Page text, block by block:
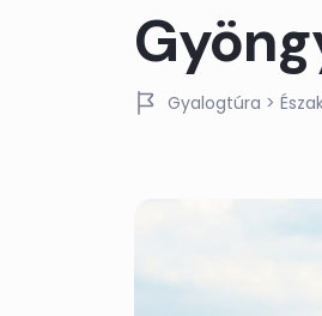
Gyalogtúra >